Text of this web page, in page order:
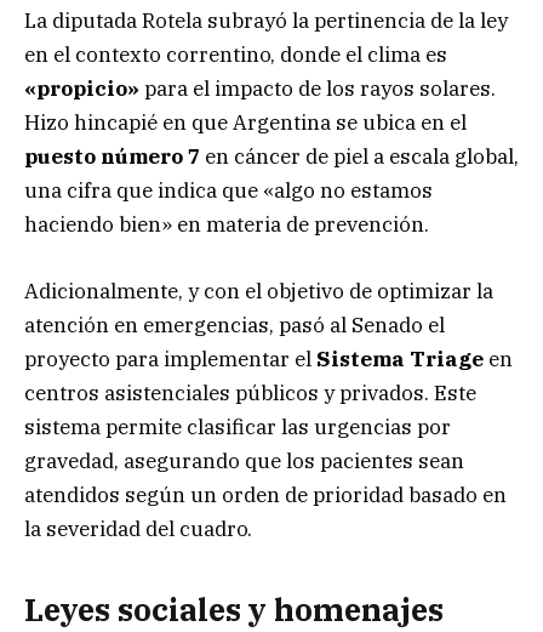
La diputada Rotela subrayó la pertinencia de la ley
en el contexto correntino, donde el clima es
«propicio» para el impacto de los rayos solares.
Hizo hincapié en que Argentina se ubica en el
puesto número 7 en cáncer de piel a escala global,
una cifra que indica que «algo no estamos
haciendo bien» en materia de prevención.
Adicionalmente, y con el objetivo de optimizar la
atención en emergencias, pasó al Senado el
proyecto para implementar el Sistema Triage en
centros asistenciales públicos y privados. Este
sistema permite clasificar las urgencias por
gravedad, asegurando que los pacientes sean
atendidos según un orden de prioridad basado en
la severidad del cuadro.
Leyes sociales y homenajes